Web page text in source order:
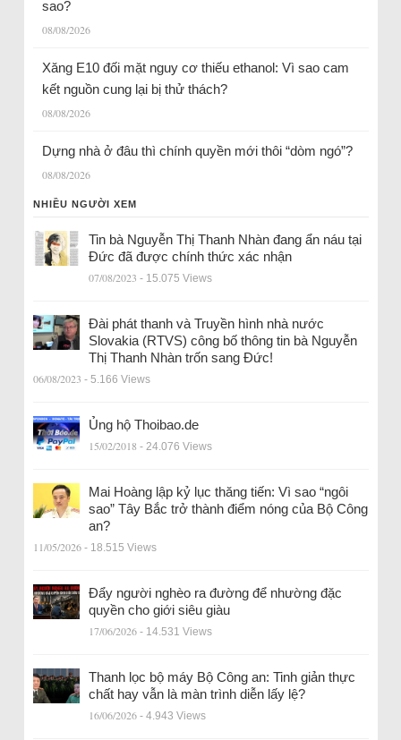
sao?
08/08/2026
Xăng E10 đối mặt nguy cơ thiếu ethanol: Vì sao cam
kết nguồn cung lại bị thử thách?
08/08/2026
Dựng nhà ở đâu thì chính quyền mới thôi “dòm ngó”?
08/08/2026
NHIỀU NGƯỜI XEM
Tin bà Nguyễn Thị Thanh Nhàn đang ẩn náu tại
Đức đã được chính thức xác nhận
07/08/2023 - 15.075 Views
Đài phát thanh và Truyền hình nhà nước
Slovakia (RTVS) công bố thông tin bà Nguyễn
Thị Thanh Nhàn trốn sang Đức!
06/08/2023 - 5.166 Views
Ủng hộ Thoibao.de
15/02/2018 - 24.076 Views
Mai Hoàng lập kỷ lục thăng tiến: Vì sao “ngôi
sao” Tây Bắc trở thành điểm nóng của Bộ Công
an?
11/05/2026 - 18.515 Views
Đẩy người nghèo ra đường để nhường đặc
quyền cho giới siêu giàu
17/06/2026 - 14.531 Views
Thanh lọc bộ máy Bộ Công an: Tinh giản thực
chất hay vẫn là màn trình diễn lấy lệ?
16/06/2026 - 4.943 Views